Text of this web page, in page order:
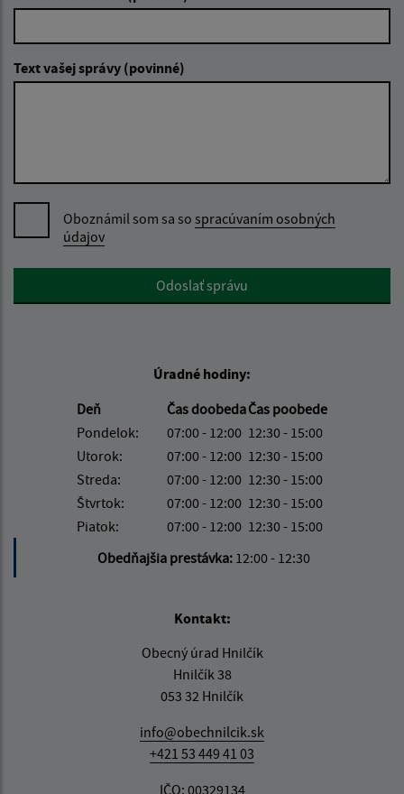
Text vašej správy (povinné)
Oboznámil som sa so spracúvaním osobných
údajov
Google reCaptcha ResponseOdoslať správu
Úradné hodiny:
Deň
Čas doobedaČas poobede
Pondelok:
07:00 - 12:00 12:30 - 15:00
Utorok:
07:00 - 12:00 12:30 - 15:00
Streda:
07:00 - 12:00 12:30 - 15:00
Štvrtok:
07:00 - 12:00 12:30 - 15:00
Piatok:
07:00 - 12:00 12:30 - 15:00
Obedňajšia prestávka: 12:00 - 12:30
Kontakt:
Obecný úrad Hnilčík
Hnilčík 38
053 32 Hnilčík
info@obechnilcik.sk
+421 53 449 41 03
IČO: 00329134